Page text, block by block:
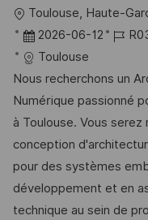
h
u
n
g
f
f
O
r
t
Toulouse, Haute-
D
a
t
u
m
d
e
r
V
2026-06-12
J
b
-
I
D
Toulouse
Nous recherchons un
Numérique passionné
à Toulouse. Vous
conception
pour des systèmes
développement et en
technique au sein de